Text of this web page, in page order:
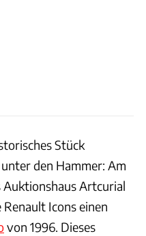
Stück
den Hammer: Am
Auktionshaus Artcurial
Icons einen
von 1996. Dieses